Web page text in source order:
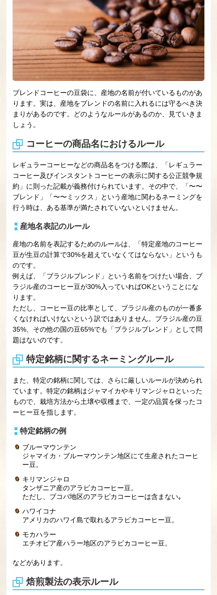
ブレンドコーヒーの豆袋に、産地の名前が付いているものがあ
ります。実は、産地をブレンドの名前に入れるには守るべき決
まりがあるのです。どのようなルールがあるのか、見ていきま
しょう。
コーヒーの商品名におけるルール
レギュラーコーヒーなどの商品名をつける際は、「レギュラー
コーヒー及びインスタントコーヒーの表示に関する公正競争規
約」に則った記載が義務付けられています。その中で、「〜〜
ブレンド」「〜〜ミックス」という産地に関わるネーミングを
行う時は、ある基準が満たされていないといけません。
産地名表記のルール
産地の名前を表記するためのルールは、「特定産地のコーヒー
豆が生豆の計算で30%を超えていなくてはならない」というも
のです。
例えば、「ブラジルブレンド」という名前をつけたい場合、ブ
ラジル産のコーヒー豆が30%入っていればOKということにな
ります。
ただし、コーヒー豆の比率として、ブラジル産のものが一番多
くなければいけないという訳ではありません。ブラジル産の豆
35%、その他の国の豆65%でも「ブラジルブレンド」として問
題はないのです。
特定銘柄に関するネーミングルール
また、特定の銘柄に関しては、さらに厳しいルールが決められ
ています。特定の銘柄はジャマイカやキリマンジャロといった
もので、栽培方法から土壌や収穫まで、一定の品質を保ったコ
ーヒー豆を指します。
特定銘柄の例
ブルーマウンテン
ジャマイカ・ブルーマウンテン地区にて生産されたコーヒ
ー豆。
キリマンジャロ
タンザニア産のアラビカコーヒー豆。
ただし、ブコバ地区のアラビカコーヒーは含まない｡
ハワイコナ
アメリカのハワイ島で取れるアラビカコーヒー豆。
モカハラー
エチオピア産ハラー地区のアラビカコーヒー豆。
などがあります。
焙煎製法の表示ルール